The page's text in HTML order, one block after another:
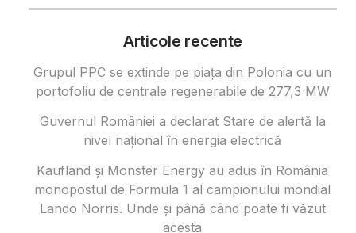
Articole recente
Grupul PPC se extinde pe piața din Polonia cu un
portofoliu de centrale regenerabile de 277,3 MW
Guvernul României a declarat Stare de alertă la
nivel național în energia electrică
Kaufland și Monster Energy au adus în România
monopostul de Formula 1 al campionului mondial
Lando Norris. Unde și până când poate fi văzut
acesta